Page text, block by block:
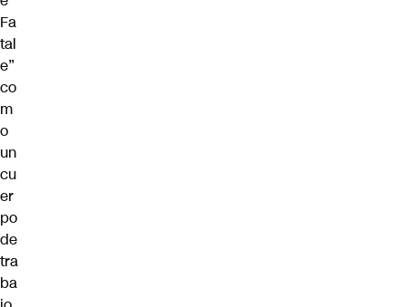
Fa
tal
e”
co
m
o
un
cu
er
po
de
tra
ba